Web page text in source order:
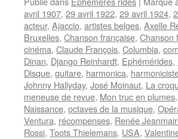
avril 1907, 29 avril 1922, 29 avril 1924,
acteur, Ajaccio, artistes belges, Axelle
Bruxelles, Chanson française, Chanson
cinéma, Claude François, Columbia,
Dinan, Django Reinhardt, Ephémérides,
Disque, guitare, harmonica,
Johnny Hallyday, José Moinaut, La
meneuse de revue, Mon truc en plumes,
Naissance, octaves de la musique,
Ventura, récompenses, Renée
Rossi, Toots Thielemans, USA,